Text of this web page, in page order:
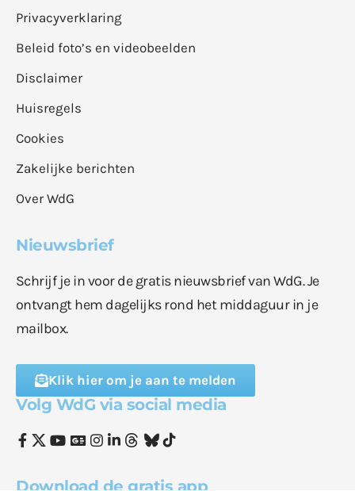
Privacyverklaring
Beleid foto’s en videobeelden
Disclaimer
Huisregels
Cookies
Zakelijke berichten
Over WdG
Nieuwsbrief
Schrijf je in voor de gratis nieuwsbrief van WdG. Je
ontvangt hem dagelijks rond het middaguur in je
mailbox.
Klik hier om je aan te melden
Volg WdG via social media
Download de gratis app